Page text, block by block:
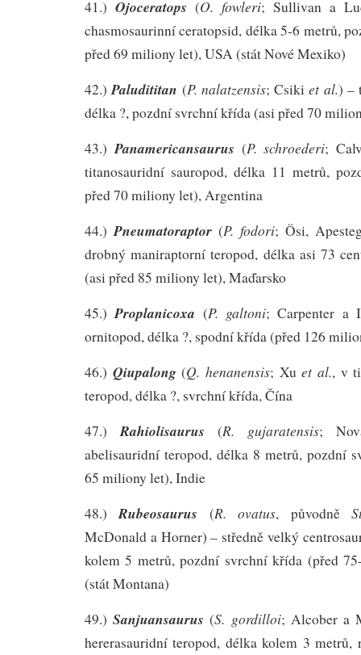
41.) Ojoceratops (O. fowleri; Sullivan a
chasmosaurinní ceratopsid, délka 5-6 metrů,
před 69 miliony let), USA (stát Nové Mexiko)
42.)Paludititan (P. nalatzensis; Csikiet al.) –
délka ?, pozdní svrchní křída (asi před 70
43.) Panamericansaurus (P. schroederi;
titanosauridní sauropod, délka 11 metrů,
před 70 miliony let), Argentina
44.) Pneumatoraptor(P. fodori; Ösi,
drobný maniraptorní teropod, délka asi 73
(asi před 85 miliony let), Maďarsko
45.)Proplanicoxa (P. galtoni; Carpenter a
ornitopod, délka ?, spodní křída (před 126
46.) Qiupalong(Q. henanensis; Xuet al., v
teropod, délka ?, svrchní křída, Čína
47.)Rahiolisaurus (R. gujaratensis;
abelisauridní teropod, délka 8 metrů, pozdní
65 miliony let), Indie
48.)Rubeosaurus (R. ovatus, původně
McDonald a Horner) – středně velký
kolem 5 metrů, pozdní svrchní křída (před
(stát Montana)
49.)Sanjuansaurus(S. gordilloi; Alcober a
hererasauridní teropod, délka kolem 3